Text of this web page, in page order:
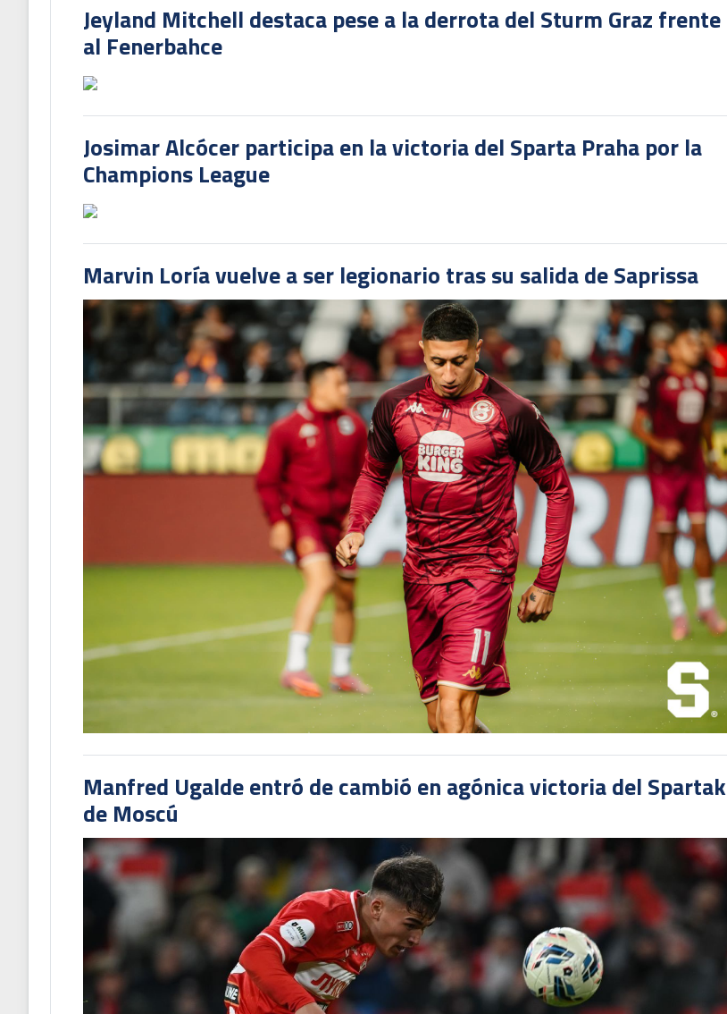
Jeyland Mitchell destaca pese a la derrota del Sturm Graz frente
al Fenerbahce
Josimar Alcócer participa en la victoria del Sparta Praha por la
Champions League
Marvin Loría vuelve a ser legionario tras su salida de Saprissa
Manfred Ugalde entró de cambió en agónica victoria del Spartak
de Moscú